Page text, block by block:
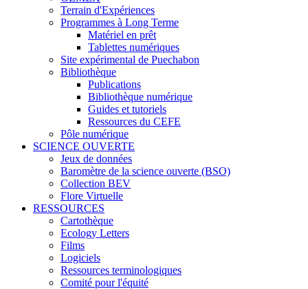
Terrain d'Expériences
Programmes à Long Terme
Matériel en prêt
Tablettes numériques
Site expérimental de Puechabon
Bibliothèque
Publications
Bibliothèque numérique
Guides et tutoriels
Ressources du CEFE
Pôle numérique
SCIENCE OUVERTE
Jeux de données
Baromètre de la science ouverte (BSO)
Collection BEV
Flore Virtuelle
RESSOURCES
Cartothèque
Ecology Letters
Films
Logiciels
Ressources terminologiques
Comité pour l'équité